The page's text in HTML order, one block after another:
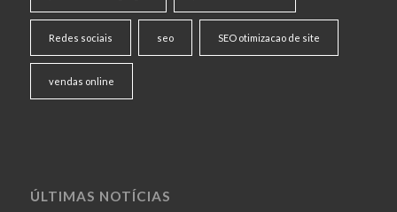
Redes sociais seo SEO otimizacao de site
vendas online
ÚLTIMAS NOTÍCIAS